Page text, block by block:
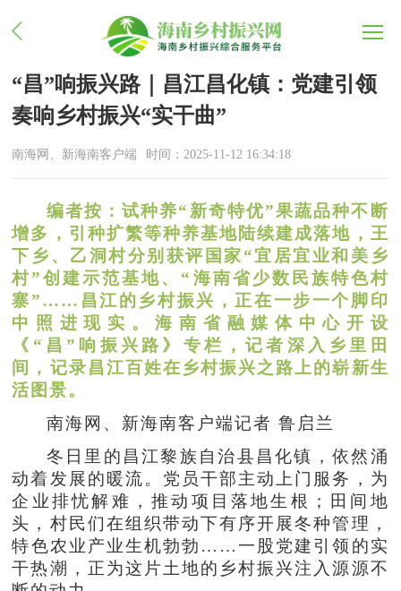
“昌”响振兴路｜昌江昌化镇：党建引领
奏响乡村振兴“实干曲”
南海网、新海南客户端 时间：2025-11-12 16:34:18
编者按：试种养“新奇特优”果蔬品种不断
增多，引种扩繁等种养基地陆续建成落地，王
下乡、乙洞村分别获评国家“宜居宜业和美乡
村”创建示范基地、“海南省少数民族特色村
寨”……昌江的乡村振兴，正在一步一个脚印
中照进现实。海南省融媒体中心开设
《“昌”响振兴路》专栏，记者深入乡里田
间，记录昌江百姓在乡村振兴之路上的崭新生
活图景。
南海网、新海南客户端记者 鲁启兰
冬日里的昌江黎族自治县昌化镇，依然涌
动着发展的暖流。党员干部主动上门服务，为
企业排忧解难，推动项目落地生根；田间地
头，村民们在组织带动下有序开展冬种管理，
特色农业产业生机勃勃……一股党建引领的实
干热潮，正为这片土地的乡村振兴注入源源不